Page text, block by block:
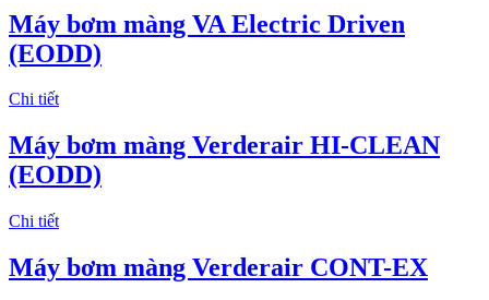
Máy bơm màng VA Electric Driven
(EODD)
Chi tiết
Máy bơm màng Verderair HI-CLEAN
(EODD)
Chi tiết
Máy bơm màng Verderair CONT-EX